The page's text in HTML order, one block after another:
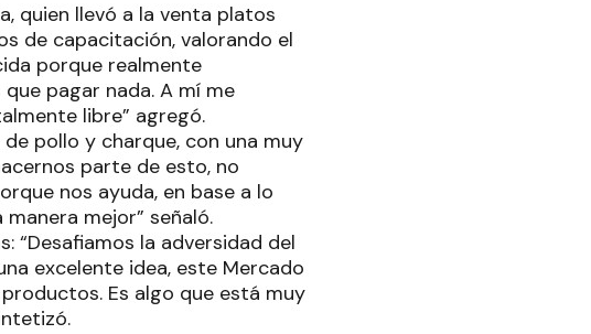
quien llevó a la venta platos
de capacitación, valorando el
porque realmente
pagar nada. A mí me
libre” agregó.
pollo y charque, con una muy
parte de esto, no
nos ayuda, en base a lo
mejor” señaló.
“Desafiamos la adversidad del
excelente idea, este Mercado
Es algo que está muy